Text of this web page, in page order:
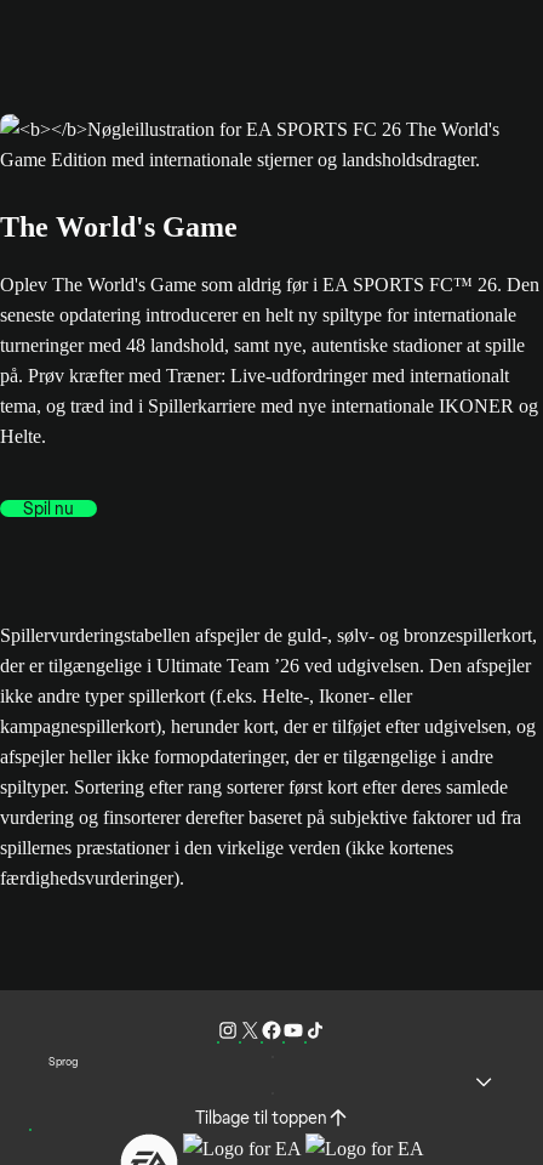
The World's Game
Oplev The World's Game som aldrig før i EA SPORTS FC™ 26. Den
seneste opdatering introducerer en helt ny spiltype for internationale
turneringer med 48 landshold, samt nye, autentiske stadioner at spille
på. Prøv kræfter med Træner: Live-udfordringer med internationalt
tema, og træd ind i Spillerkarriere med nye internationale IKONER og
Helte.
Spil nu
Spillervurderingstabellen afspejler de guld-, sølv- og bronzespillerkort,
der er tilgængelige i Ultimate Team ’26 ved udgivelsen. Den afspejler
ikke andre typer spillerkort (f.eks. Helte-, Ikoner- eller
kampagnespillerkort), herunder kort, der er tilføjet efter udgivelsen, og
afspejler heller ikke formopdateringer, der er tilgængelige i andre
spiltyper. Sortering efter rang sorterer først kort efter deres samlede
vurdering og finsorterer derefter baseret på subjektive faktorer ud fra
spillernes præstationer i den virkelige verden (ikke kortenes
færdighedsvurderinger).
Sprog
Tilbage til toppen